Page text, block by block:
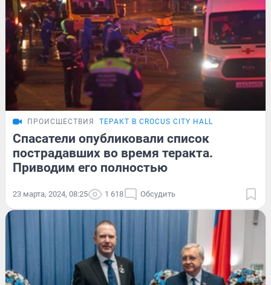
ПРОИСШЕСТВИЯ ТЕРАКТ В CROCUS CITY HALL
Спасатели опубликовали список
пострадавших во время теракта.
Приводим его полностью
23 марта, 2024, 08:25 1 618 Обсудить